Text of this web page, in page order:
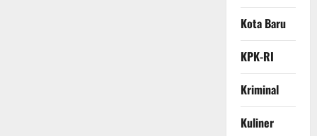
Kota Baru
KPK-RI
Kriminal
Kuliner